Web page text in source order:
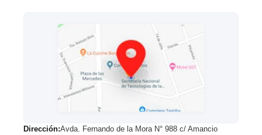
Resolución...
Dirección:Avda. Fernando de la Mora N° 988 c/ Amancio